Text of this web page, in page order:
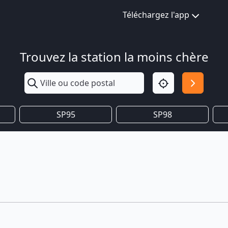
Téléchargez l'app
Trouvez la station la moins chère
SP95 SP98